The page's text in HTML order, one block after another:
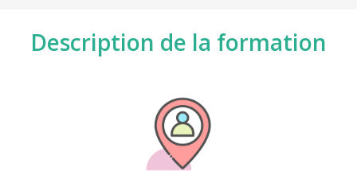
Description de la formation